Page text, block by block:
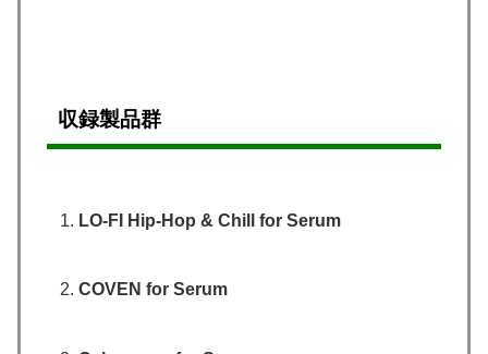
収録製品群
LO-FI Hip-Hop & Chill for Serum
COVEN for Serum